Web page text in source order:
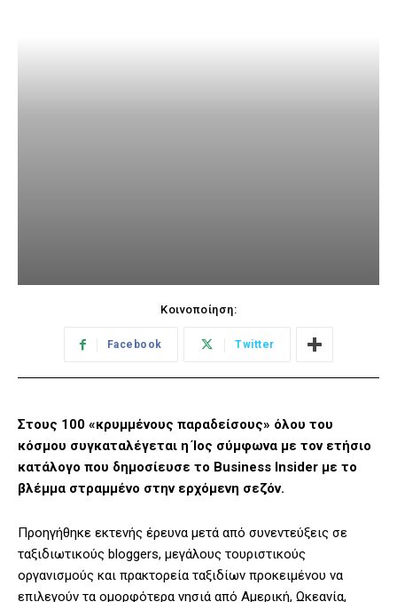
Κοινοποίηση:
Facebook Twitter
Στους 100 «κρυμμένους παραδείσους» όλου του
κόσμου συγκαταλέγεται η Ίος σύμφωνα με τον ετήσιο
κατάλογο που δημοσίευσε το Business Insider με το
βλέμμα στραμμένο στην ερχόμενη σεζόν.
Προηγήθηκε εκτενής έρευνα μετά από συνεντεύξεις σε
ταξιδιωτικούς bloggers, μεγάλους τουριστικούς
οργανισμούς και πρακτορεία ταξιδίων προκειμένου να
επιλεγούν τα ομορφότερα νησιά από Αμερική, Ωκεανία,